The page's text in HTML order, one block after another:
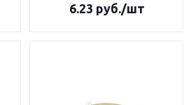
6.23 руб./шт